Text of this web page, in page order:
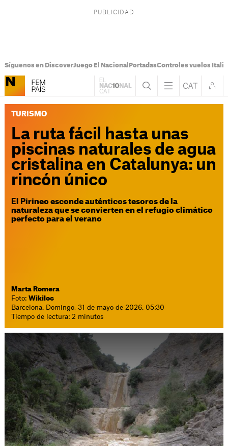
Síguenos en DiscoverJuego El Nacional PortadasControles vuelos Italia
TURISMO
La ruta fácil hasta unas
piscinas naturales de agua
cristalina en Catalunya: un
rincón único
El Pirineo esconde auténticos tesoros de la
naturaleza que se convierten en el refugio climático
perfecto para el verano
Marta Romera
Foto:Wikiloc
Barcelona. Domingo, 31 de mayo de 2026. 05:30
Tiempo de lectura: 2 minutos